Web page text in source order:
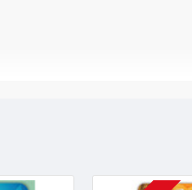
‎бўйича қўмитанинг 3501-